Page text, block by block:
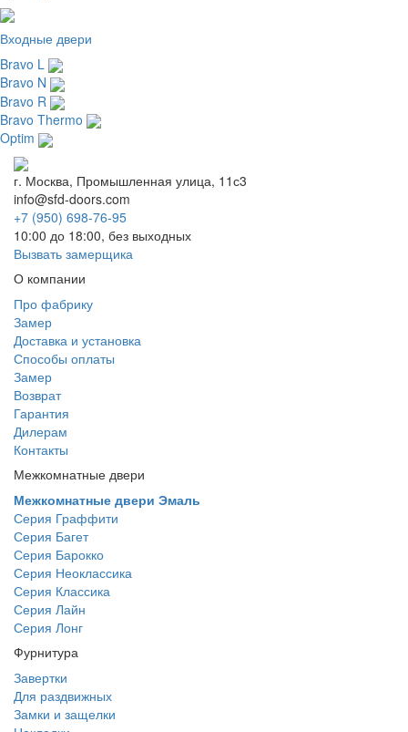
Входные двери
Bravo L
Bravo N
Bravo R
Bravo Thermo
Optim
г. Москва, Промышленная улица, 11с3
info@sfd-doors.com
+7 (950) 698-76-95
10:00 до 18:00, без выходных
Вызвать замерщика
О компании
Про фабрику
Замер
Доставка и установка
Способы оплаты
Замер
Возврат
Гарантия
Дилерам
Контакты
Межкомнатные двери
Межкомнатные двери Эмаль
Серия Граффити
Серия Багет
Серия Барокко
Серия Неоклассика
Серия Классика
Серия Лайн
Серия Лонг
Фурнитура
Завертки
Для раздвижных
Замки и защелки